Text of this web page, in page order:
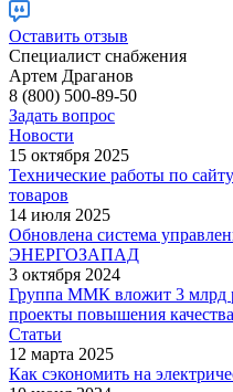
Оставить отзыв
Специалист снабжения
Артем Драганов
8 (800) 500-89-50
Задать вопрос
Новости
15 октября 2025
Технические работы по
товаров
14 июля 2025
Обновлена система
ЭНЕРГОЗАПАД
3 октября 2024
Группа ММК вложит 3 млрд
проекты повышения
Статьи
12 марта 2025
Как сэкономить на